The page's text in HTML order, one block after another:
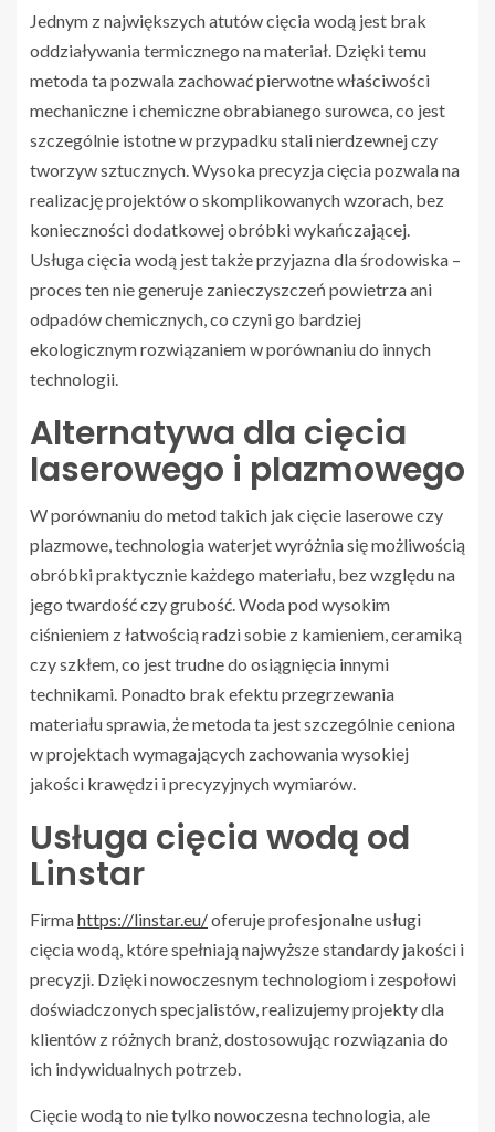
Jednym z największych atutów cięcia wodą jest brak
oddziaływania termicznego na materiał. Dzięki temu
metoda ta pozwala zachować pierwotne właściwości
mechaniczne i chemiczne obrabianego surowca, co jest
szczególnie istotne w przypadku stali nierdzewnej czy
tworzyw sztucznych. Wysoka precyzja cięcia pozwala na
realizację projektów o skomplikowanych wzorach, bez
konieczności dodatkowej obróbki wykańczającej.
Usługa cięcia wodą jest także przyjazna dla środowiska –
proces ten nie generuje zanieczyszczeń powietrza ani
odpadów chemicznych, co czyni go bardziej
ekologicznym rozwiązaniem w porównaniu do innych
technologii.
Alternatywa dla cięcia
laserowego i plazmowego
W porównaniu do metod takich jak cięcie laserowe czy
plazmowe, technologia waterjet wyróżnia się możliwością
obróbki praktycznie każdego materiału, bez względu na
jego twardość czy grubość. Woda pod wysokim
ciśnieniem z łatwością radzi sobie z kamieniem, ceramiką
czy szkłem, co jest trudne do osiągnięcia innymi
technikami. Ponadto brak efektu przegrzewania
materiału sprawia, że metoda ta jest szczególnie ceniona
w projektach wymagających zachowania wysokiej
jakości krawędzi i precyzyjnych wymiarów.
Usługa cięcia wodą od
Linstar
Firmahttps://linstar.eu/oferuje profesjonalne usługi
cięcia wodą, które spełniają najwyższe standardy jakości i
precyzji. Dzięki nowoczesnym technologiom i zespołowi
doświadczonych specjalistów, realizujemy projekty dla
klientów z różnych branż, dostosowując rozwiązania do
ich indywidualnych potrzeb.
Cięcie wodą to nie tylko nowoczesna technologia, ale